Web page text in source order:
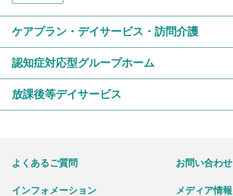
ケアプラン・デイサービス・訪問介護
認知症対応型グループホーム
放課後等デイサービス
よくあるご質問 お問い合わせ
インフォメーション メディア情報